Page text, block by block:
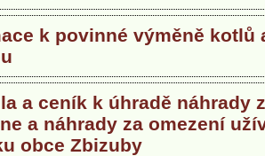
k povinné výměně kotlů
a ceník k úhradě náhrady
a náhrady za omezení
obce Zbizuby